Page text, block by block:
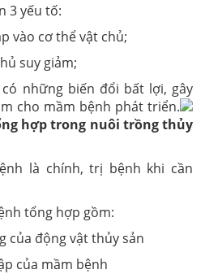
3 yếu tố:
vào cơ thể vật chủ;
suy giảm;
những biến đổi bất lợi, gây
cho mầm bệnh phát triển.
hợp trong nuôi trồng thủy
là chính, trị bệnh khi cần
tổng hợp gồm:
của động vật thủy sản
của mầm bệnh